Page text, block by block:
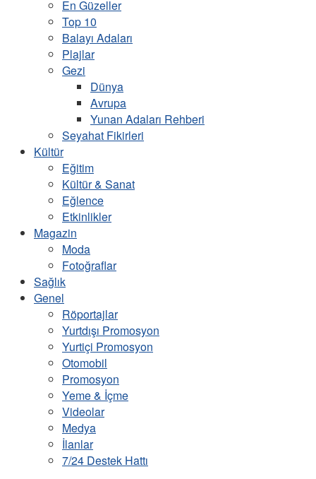
En Güzeller
Top 10
Balayı Adaları
Plajlar
Gezi
Dünya
Avrupa
Yunan Adaları Rehberi
Seyahat Fikirleri
Kültür
Eğitim
Kültür & Sanat
Eğlence
Etkinlikler
Magazin
Moda
Fotoğraflar
Sağlık
Genel
Röportajlar
Yurtdışı Promosyon
Yurtiçi Promosyon
Otomobil
Promosyon
Yeme & İçme
Videolar
Medya
İlanlar
7/24 Destek Hattı